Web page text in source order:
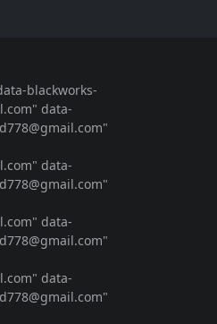
blackworks-
" data-
"
" data-
"
" data-
"
" data-
"